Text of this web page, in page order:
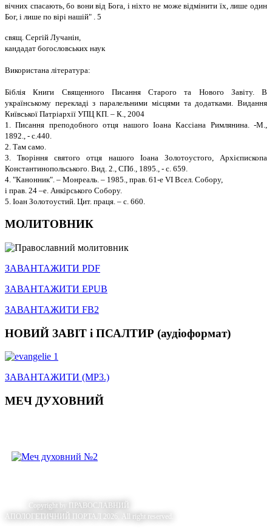
вічних спасають, бо вони від Бога, і ніхто не може відмінити їх, лише один
Бог, і лише по вірі нашій" . 5
свящ. Сергій Лучанін,
кандадат богословських наук
Використана література:
Біблія Книги Священного Писання Старого та Нового Завіту. В
українському перекладі з паралельними місцями та додатками. Видання
Київської Патріархії УПЦ КП. – К., 2004
1. Писання преподобного отця нашого Іоана Кассіана Римлянина. -М.,
1892., - с.440.
2. Там само.
3. Творіння святого отця нашого Іоана Золотоустого, Архієпископа
Константинопольського. Вид. 2., СПб., 1895., - с. 659.
4. "Канонник". – Монреаль. – 1985., прав. 61-е VI Всел. Собору,
і прав. 24 –е. Анкірського Собору.
5. Іоан Золотоустий. Цит. праця. – с. 660.
МОЛИТОВНИК
ЗАВАНТАЖИТИ PDF
ЗАВАНТАЖИТИ EPUB
ЗАВАНТАЖИТИ FB2
НОВИЙ ЗАВІТ і ПСАЛТИР (аудіоформат)
ЗАВАНТАЖИТИ (MP3.)
МЕЧ ДУХОВНИЙ
Copyright by
ПРАВОСЛАВНИЙ
АПОЛОГЕТИЧНИЙ ПОРТАЛ 2026. All right reserved.